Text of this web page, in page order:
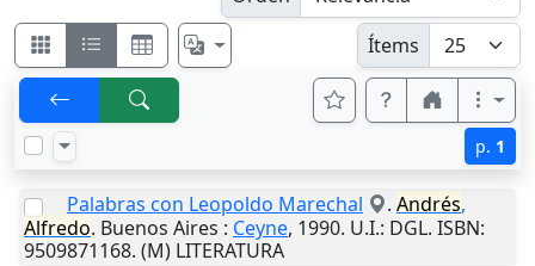
Ítems
p. 1
Palabras con Leopoldo Marechal . Andrés,
Alfredo. Buenos Aires : Ceyne, 1990. U.I.: DGL. ISBN:
9509871168. (M) LITERATURA